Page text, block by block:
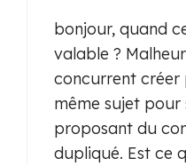
bonjour, quand
valable ?
concurrent créer
même sujet pour
proposant du
dupliqué. Est ce